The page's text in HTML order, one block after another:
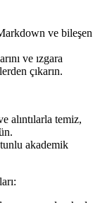
ve bileşen
ve ızgara
çıkarın.
alıntılarla temiz,
akademik